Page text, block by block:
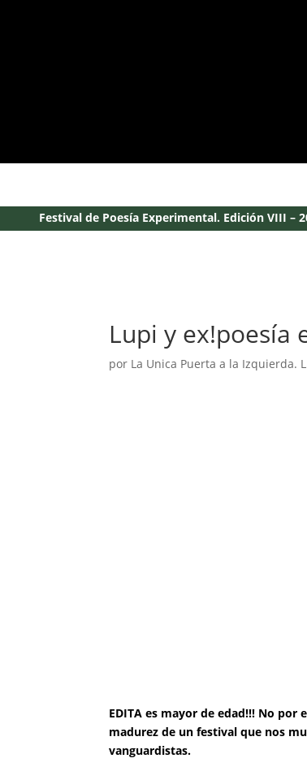
Festival de Poesía Experimental. Edición VIII –
Lupi y ex!poesía
por La Unica Puerta a la Izquierda.
EDITA es mayor de edad!!! No
madurez de un festival que nos
vanguardistas.